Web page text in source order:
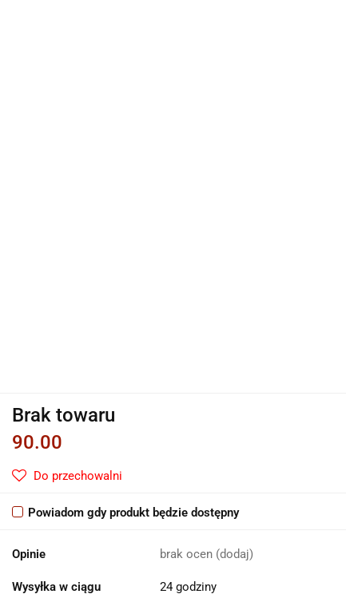
Brak towaru
90.00
Do przechowalni
Powiadom gdy produkt będzie dostępny
Opinie brak ocen (dodaj)
Wysyłka w ciągu 24 godziny